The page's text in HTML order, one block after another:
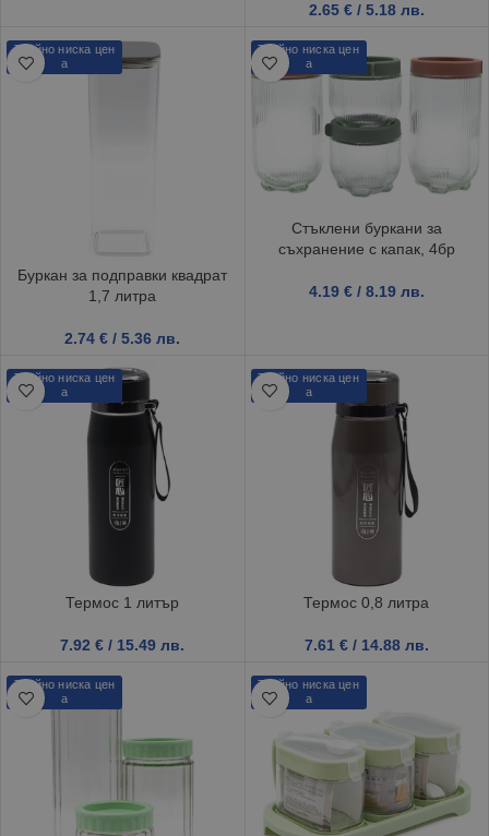
2.65 € / 5.18 лв.
Трайно ниска цен
а
Буркан за подправки квадрат
1,7 литра
2.74€ / 5.36 лв.
Трайно ниска цен
а
Стъклени буркани за
съхранение с капак, 4бр
4.19 € / 8.19 лв.
Трайно ниска цен
а
Термос 1 литър
7.92€ / 15.49 лв.
Трайно ниска цен
а
Термос 0,8 литра
7.61 € / 14.88 лв.
Трайно ниска цен
а
Трайно ниска цен
а